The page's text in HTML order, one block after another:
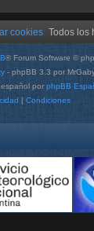
Todos los
cookies
® Forum Software ©
- phpBB 3.3 por
por phpBB
| Condiciones